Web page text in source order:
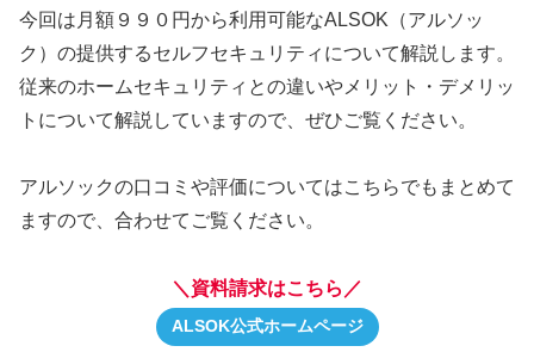
今回は月額９９０円から利用可能なALSOK（アルソッ
ク）の提供するセルフセキュリティについて解説します。
従来のホームセキュリティとの違いやメリット・デメリッ
トについて解説していますので、ぜひご覧ください。
アルソックの口コミや評価についてはこちらでもまとめて
ますので、合わせてご覧ください。
＼資料請求はこちら／
ALSOK公式ホームページ